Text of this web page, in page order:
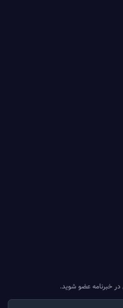
در خبرنامه عضو شوید.